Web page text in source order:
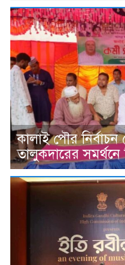
কালাই পৌর
তালুকদারের সমর্থনে